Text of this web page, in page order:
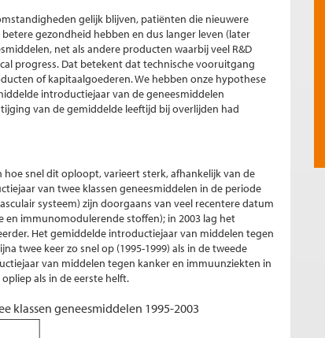
gelijk blijven, patiënten die nieuwere
gezondheid hebben en dus langer leven (later
net als andere producten waarbij veel R&D
progress. Dat betekent dat technische vooruitgang
of kapitaalgoederen. We hebben onze hypothese
introductiejaar van de geneesmiddelen
van de gemiddelde leeftijd bij overlijden had
snel dit oploopt, varieert sterk, afhankelijk van de
van twee klassen geneesmiddelen in de periode
systeem) zijn doorgaans van veel recentere datum
immunomodulerende stoffen); in 2003 lag het
Het gemiddelde introductiejaar van middelen tegen
twee keer zo snel op (1995-1999) als in de tweede
van middelen tegen kanker en immuunziekten in
als in de eerste helft.
klassen geneesmiddelen 1995-2003